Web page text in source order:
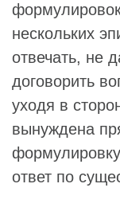
нескольких
отвечать, не
договорить
уходя в
вынуждена
ответ по